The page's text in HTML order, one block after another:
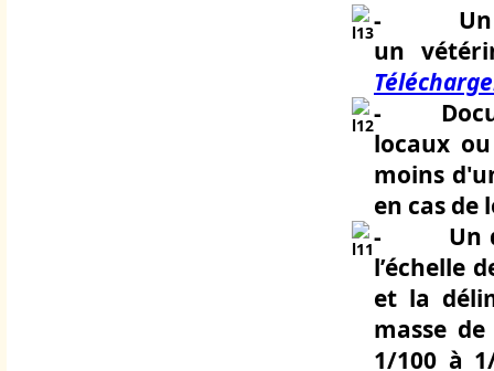
-
un
-
locaux
moins
en cas de
- Un
l’échelle
et la
masse de
1/100 à